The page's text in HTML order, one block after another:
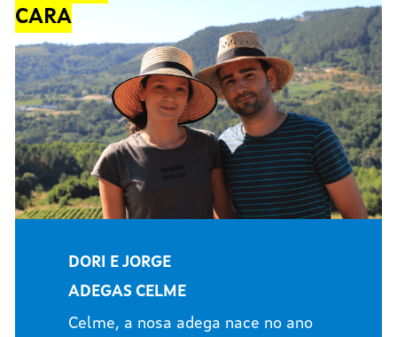
CARA
DORI E JORGE
ADEGAS CELME
Celme, a nosa adega nace no ano